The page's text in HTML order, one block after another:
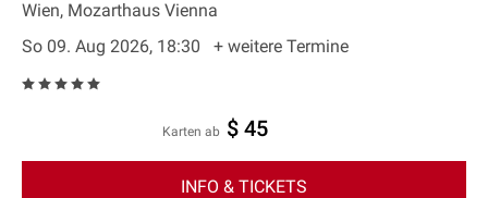
Wien, Mozarthaus Vienna
So 09. Aug 2026, 18:30
+ weitere Termine
Karten ab $ 45
INFO & TICKETS